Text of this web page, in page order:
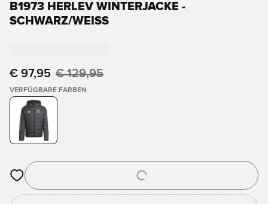
B1973 HERLEV WINTERJACKE -
SCHWARZ/WEISS
€ 97,95 € 129,95
VERFÜGBARE FARBEN
Öffnet ein Fenster zum Anmelden oder Registrieren als